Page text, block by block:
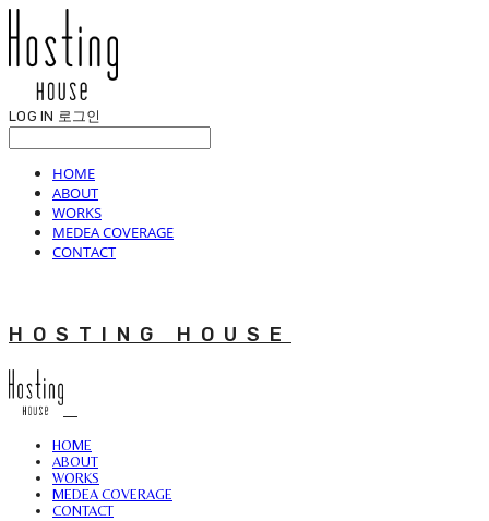
LOG IN 로그인
HOME
ABOUT
WORKS
MEDEA COVERAGE
CONTACT
HOSTING HOUSE
HOME
ABOUT
WORKS
MEDEA COVERAGE
CONTACT